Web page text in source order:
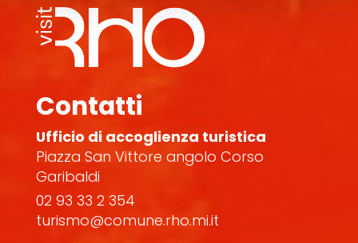
Contatti
Ufficio di accoglienza turistica
Piazza San Vittore angolo Corso
Garibaldi
02 93 33 2 354
turismo@comune.rho.mi.it